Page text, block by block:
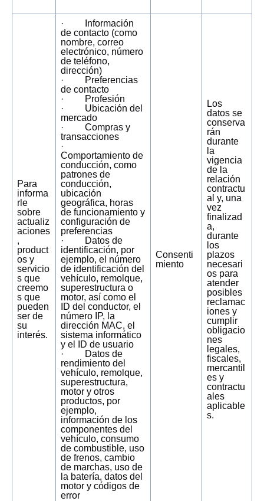
Para
informa
rle
sobre
actualiz
aciones
,
product
os y
servicio
s que
creemo
s que
pueden
ser de
su
interés.
· Información
de contacto (como
nombre, correo
electrónico, número
de teléfono,
dirección)
· Preferencias
de contacto
· Profesión
· Ubicación del
mercado
· Compras y
transacciones
·
Comportamiento de
conducción, como
patrones de
conducción,
ubicación
geográfica, horas
de funcionamiento y
configuración de
preferencias
· Datos de
identificación, por
ejemplo, el número
de identificación del
vehículo, remolque,
superestructura o
motor, así como el
ID del conductor, el
número IP, la
dirección MAC, el
sistema informático
y el ID de usuario
· Datos de
rendimiento del
vehículo, remolque,
superestructura,
motor y otros
productos, por
ejemplo,
información de los
componentes del
vehículo, consumo
de combustible, uso
de frenos, cambio
de marchas, uso de
la batería, datos del
motor y códigos de
error
Consenti
miento
Los
datos se
conserva
rán
durante
la
vigencia
de la
relación
contractu
al y, una
vez
finalizad
a,
durante
los
plazos
necesari
os para
atender
posibles
reclamac
iones y
cumplir
obligacio
nes
legales,
fiscales,
mercantil
es y
contractu
ales
aplicable
s.